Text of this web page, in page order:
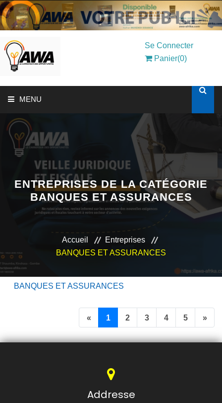
Se Connecter
Panier(0)
MENU
ACCUEIL
SOLUTIONS AUX ENTREPRISES
MON COMPTE
AWASHOP
VEILLE JURIDIQUE ET FISCALE
LES ANALYSES
ENTREPRISES DE LA CATÉGORIE
BANQUES ET ASSURANCES
Accueil
Entreprises
BANQUES ET ASSURANCES
BANQUES ET ASSURANCES
«Previous
1 2 3 4 5 »
Addresse